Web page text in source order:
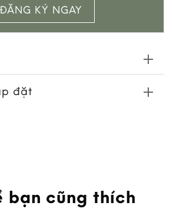
ĐĂNG KÝ NGAY
đặt
bạn cũng thích